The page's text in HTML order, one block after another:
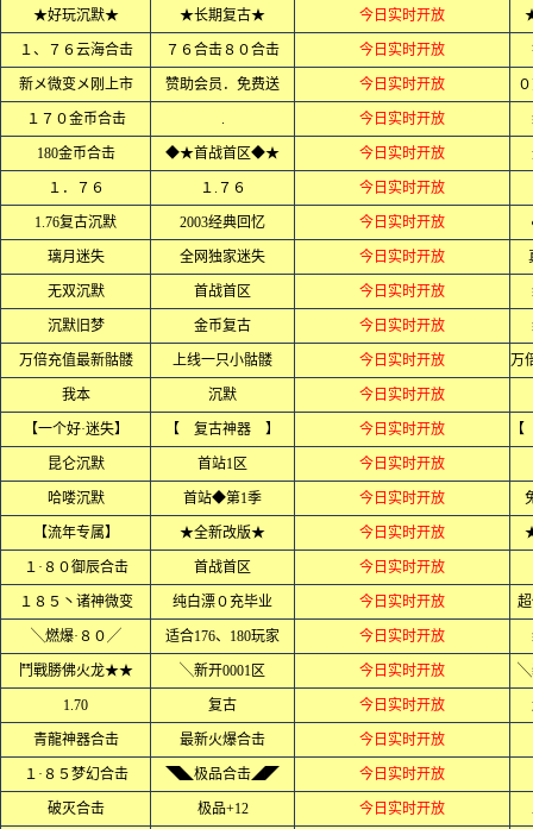
★好玩沉默★ ★长期复古★ 今日实时开放
１、７６云海合击 ７６合击８０合击 今日实时开放
新メ微变メ刚上市 赞助会员．免费送 今日实时开放
１７０金币合击 . 今日实时开放
180金币合击 ◆★首战首区◆★ 今日实时开放
１．７６ １.７６ 今日实时开放
1.76复古沉默 2003经典回忆 今日实时开放
璃月迷失 全网独家迷失 今日实时开放
无双沉默 首战首区 今日实时开放
沉默旧梦 金币复古 今日实时开放
万倍充值最新骷髅 上线一只小骷髅 今日实时开放
我本 沉默 今日实时开放
【一个好·迷失】 【 复古神器 】 今日实时开放
昆仑沉默 首站1区 今日实时开放
哈喽沉默 首站◆第1季 今日实时开放
【流年专属】 ★全新改版★ 今日实时开放
１·８０御辰合击 首战首区 今日实时开放
１８５丶诸神微变 纯白漂０充毕业 今日实时开放
╲燃爆·８０╱ 适合176、180玩家 今日实时开放
鬥戰勝佛火龙★★ ╲新开0001区 今日实时开放 ╲
1.70 复古 今日实时开放
青龍神器合击 最新火爆合击 今日实时开放
１·８５梦幻合击 ◥◣极品合击◢◤ 今日实时开放
破灭合击 极品+12 今日实时开放